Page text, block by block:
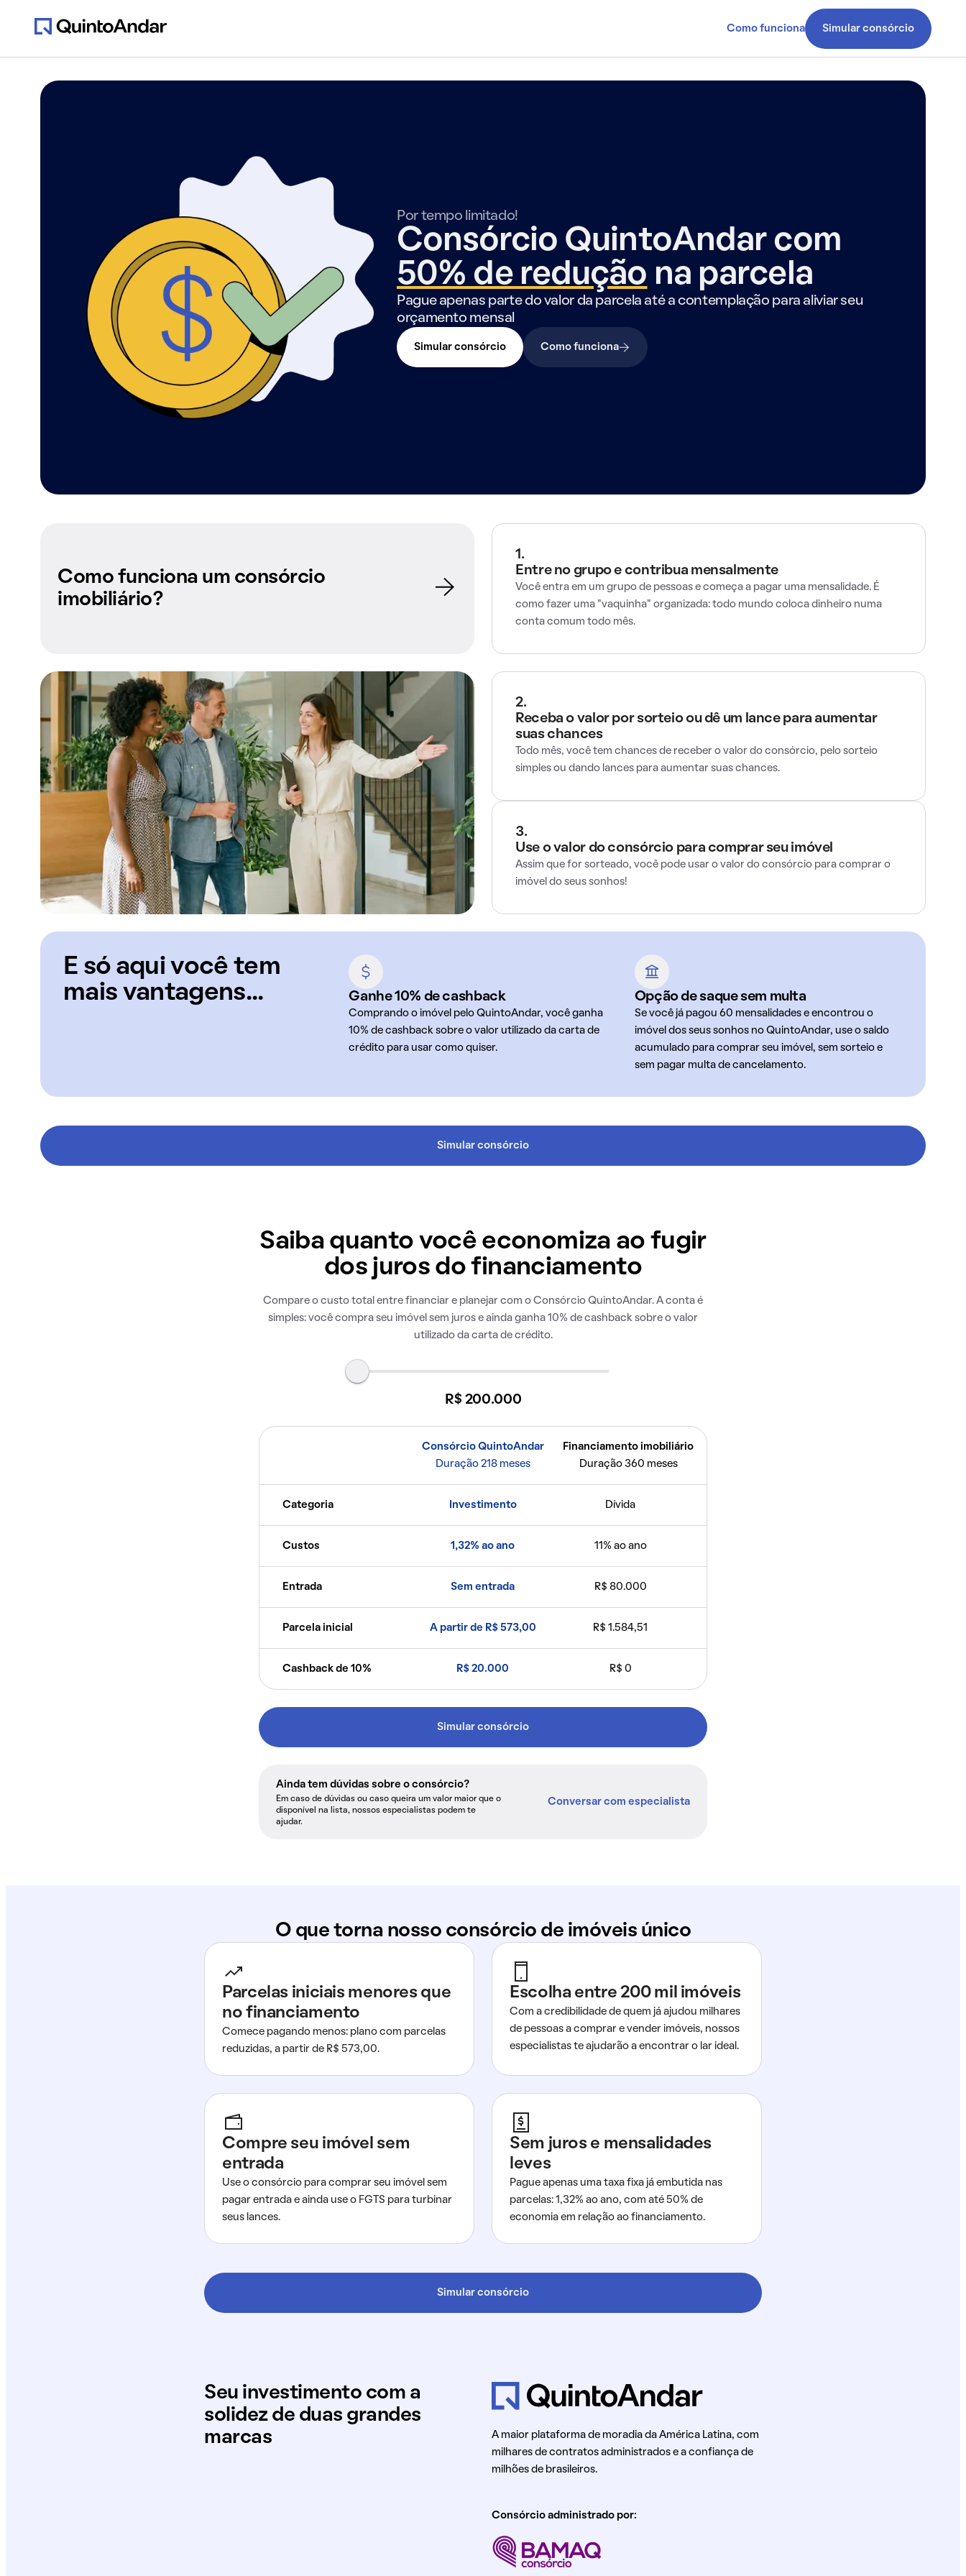
Como funciona Simular consórcio
Por tempo limitado!
Consórcio QuintoAndar com
50% de redução na parcela
Pague apenas parte do valor da parcela até a contemplação para aliviar seu
orçamento mensal
Simular consórcio Como funciona
Como funciona um consórcio
imobiliário?
1.
Entre no grupo e contribua mensalmente
Você entra em um grupo de pessoas e começa a pagar uma mensalidade. É
como fazer uma "vaquinha" organizada: todo mundo coloca dinheiro numa
conta comum todo mês.
2.
Receba o valor por sorteio ou dê um lance para aumentar
suas chances
Todo mês, você tem chances de receber o valor do consórcio, pelo sorteio
simples ou dando lances para aumentar suas chances.
3.
Use o valor do consórcio para comprar seu imóvel
Assim que for sorteado, você pode usar o valor do consórcio para comprar o
imóvel do seus sonhos!
E só aqui você tem
mais vantagens...
Ganhe 10% de cashback
Comprando o imóvel pelo QuintoAndar, você ganha
10% de cashback sobre o valor utilizado da carta de
crédito para usar como quiser.
Opção de saque sem multa
Se você já pagou 60 mensalidades e encontrou o
imóvel dos seus sonhos no QuintoAndar, use o saldo
acumulado para comprar seu imóvel, sem sorteio e
sem pagar multa de cancelamento.
Simular consórcio
Saiba quanto você economiza ao fugir
dos juros do financiamento
Compare o custo total entre financiar e planejar com o Consórcio QuintoAndar. A conta é
simples: você compra seu imóvel sem juros e ainda ganha 10% de cashback sobre o valor
utilizado da carta de crédito.
R$ 200.000
Consórcio QuintoAndar
Duração 218 meses
Financiamento imobiliário
Duração 360 meses
Categoria Investimento Dívida
Custos 1,32% ao ano 11% ao ano
Entrada Sem entrada R$ 80.000
Parcela inicial A partir de R$ 573,00 R$ 1.584,51
Cashback de 10% R$ 20.000 R$ 0
Simular consórcio
Ainda tem dúvidas sobre o consórcio?
Em caso de dúvidas ou caso queira um valor maior que o
disponível na lista, nossos especialistas podem te
ajudar.
Conversar com especialista
O que torna nosso consórcio de imóveis único
Parcelas iniciais menores que
no financiamento
Comece pagando menos: plano com parcelas
reduzidas, a partir de R$ 573,00.
Escolha entre 200 mil imóveis
Com a credibilidade de quem já ajudou milhares
de pessoas a comprar e vender imóveis, nossos
especialistas te ajudarão a encontrar o lar ideal.
Compre seu imóvel sem
entrada
Use o consórcio para comprar seu imóvel sem
pagar entrada e ainda use o FGTS para turbinar
seus lances.
Sem juros e mensalidades
leves
Pague apenas uma taxa fixa já embutida nas
parcelas: 1,32% ao ano, com até 50% de
economia em relação ao financiamento.
Simular consórcio
Seu investimento com a
solidez de duas grandes
marcas
A maior plataforma de moradia da América Latina, com
milhares de contratos administrados e a confiança de
milhões de brasileiros.
Consórcio administrado por: